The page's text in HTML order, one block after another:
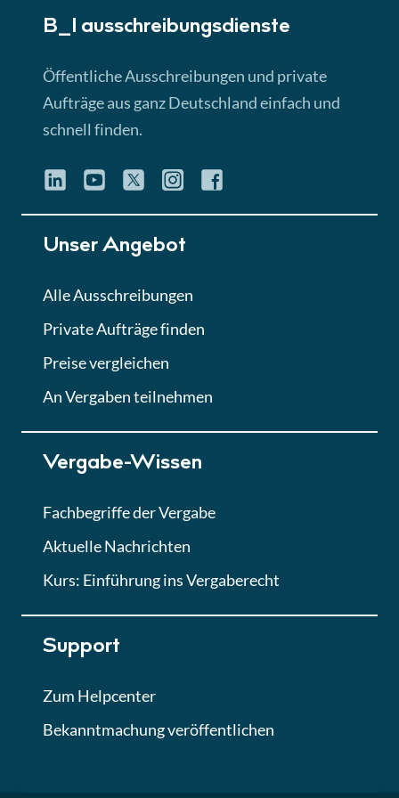
Lektion 3
► 4:31 Min
Quiz
Eignung im Vergabeverfahren
Lektion 6
Abgabe von Angeboten
Lektion
Lektion 7
Finales Quiz
B_I ausschreibungs­dienste
Öffentliche Ausschreibungen und private
Aufträge aus ganz Deutschland einfach und
schnell finden.
Unser Angebot
Alle Ausschreibungen
Private Aufträge finden
Preise vergleichen
An Vergaben teilnehmen
Vergabe-Wissen
Fachbegriffe der Vergabe
Aktuelle Nachrichten
Kurs: Einführung ins Vergaberecht
Support
Zum Helpcenter
Bekanntmachung veröffentlichen